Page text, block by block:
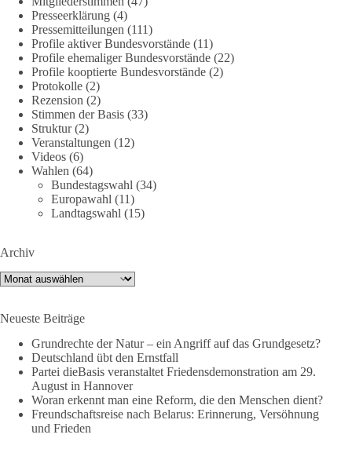
#dieBasis #energiewende #strompreise
40 7 Auf Facebook ansehen
DieBasis
2 Tage(n) zuvor
⚡️ NATO-Gipfel in Ankara: Kriegskonferenz statt
Friedensgipfel!?
Anfang Juli 2026 trafen sich 32 Bündnisstaaten sowie deren
Staats- und Regierungschefs zum NATO-Gipfel in der Türkei.
Verteidigungsbündnis der Welt und ein Garant für Sicherheit.
Die Gipfelerklärung liest sich jedoch wie ein Protokoll einer
Neue Milliardenhilfen für die Ukraine, neue Verpflichtungen
für Europa, gigantische Rüstungsdeals, Ausbau der
Verteidigungsindustrie, Modernisierung der Streitkräfte, ein
klares Bekenntnis zur militärischen Abschreckung und dazu
die Forderung, der Iran dürfe keine Kernwaffe besitzen.
Und wo war der Austausch über eine friedensorientierte
Presseerklärung (4)
Pressemitteilungen (111)
Profile aktiver Bundesvorstände (11)
Profile ehemaliger Bundesvorstände (22)
Profile kooptierte Bundesvorstände (2)
Protokolle (2)
Rezension (2)
Stimmen der Basis (33)
Struktur(2)
Veranstaltungen (12)
Videos (6)
Wahlen (64)
Bundestagswahl (34)
Europawahl (11)
Landtagswahl (15)
Archiv
Archiv
Neueste Beiträge
Grundrechte der Natur – ein Angriff auf das Grundgesetz?
Deutschland übt den Ernstfall
Partei dieBasis veranstaltet Friedensdemonstration am 29.
August in Hannover
Woran erkennt man eine Reform, die den Menschen dient?
Freundschaftsreise nach Belarus: Erinnerung, Versöhnung
und Frieden